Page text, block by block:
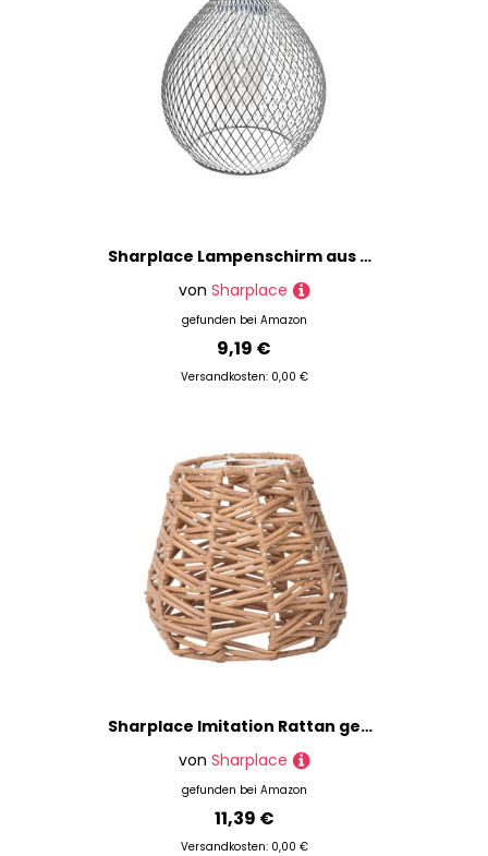
Sharplace Lampenschirm aus Metall, aushöhlen, Retro-Stil, Lampenschutz, Lampenschutz, für Flur, Badezimmer, Teehaus, Eingangsbereich, Dekoration, weißer Wassertropfen
von Sharplace
gefunden bei Amazon
9,19 €
Versandkosten: 0,00 €
Sharplace Imitation Rattan gewebter Lampenschirm, rustikal, Heimdekoration, Pendelleuchte, Boho-Lampenschirm für Küche, Zuhause, Wohnzimmer, Style A
von Sharplace
gefunden bei Amazon
11,39 €
Versandkosten: 0,00 €